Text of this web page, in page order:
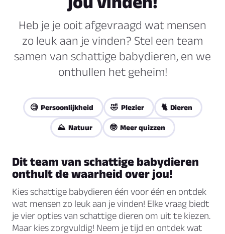
Heb je je ooit afgevraagd wat mensen
zo leuk aan je vinden? Stel een team
samen van schattige babydieren, en we
onthullen het geheim!
🧐 Persoonlijkheid 🤣 Plezier 🐈 Dieren
⛰️ Natuur 🤓 Meer quizzen
Dit team van schattige babydieren
onthult de waarheid over jou!
Kies schattige babydieren één voor één en ontdek
wat mensen zo leuk aan je vinden! Elke vraag biedt
je vier opties van schattige dieren om uit te kiezen.
Maar kies zorgvuldig! Neem je tijd en ontdek wat